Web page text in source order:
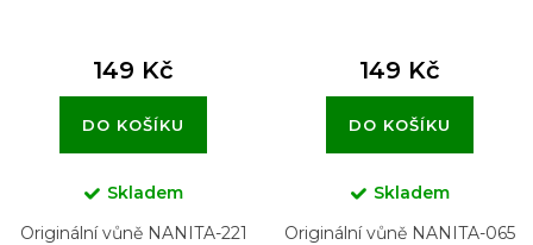
149 Kč
DO KOŠÍKU
Skladem
Originální vůně NANITA-221
149 Kč
DO KOŠÍKU
Skladem
Originální vůně NANITA-065